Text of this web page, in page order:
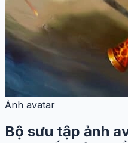
Ảnh avatar
Bộ sưu tập ảnh